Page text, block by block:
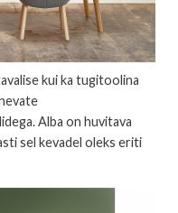
kui ka tugitoolina
Alba on huvitava
sel kevadel oleks eriti